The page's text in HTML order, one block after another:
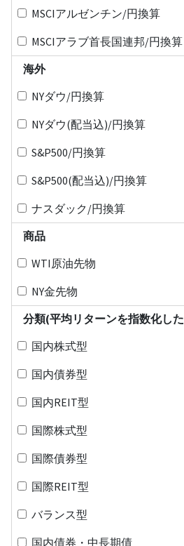
MSCIアルゼンチン/円換算
MSCIアラブ首長国連邦/円換算
海外
NYダウ/円換算
NYダウ(配当込)/円換算
S&P500/円換算
S&P500(配当込)/円換算
ナスダック/円換算
商品
WTI原油先物
NY金先物
分類(平均リターンを指数化し
国内株式型
国内債券型
国内REIT型
国際株式型
国際債券型
国際REIT型
バランス型
国内債券・中長期債